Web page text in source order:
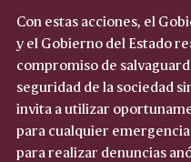
Con estas acciones, el
y el Gobierno del Estado
compromiso de
seguridad de la sociedad
invita a utilizar
para cualquier
para realizar denuncias